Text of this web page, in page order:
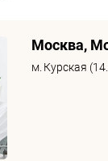
Москва,
м. Курская